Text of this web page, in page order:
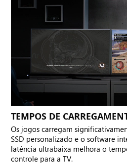
TEMPOS DE
Os jogos carregam
SSD personalizado e o software
latência ultrabaixa melhora o
controle para a TV.